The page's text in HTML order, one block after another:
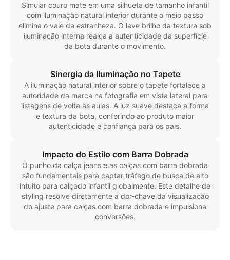
Simular couro mate em uma silhueta de tamanho infantil
com iluminação natural interior durante o meio passo
elimina o vale da estranheza. O leve brilho da textura sob
iluminação interna realça a autenticidade da superfície
da bota durante o movimento.
Sinergia da Iluminação no Tapete
A iluminação natural interior sobre o tapete fortalece a
autoridade da marca na fotografia em vista lateral para
listagens de volta às aulas. A luz suave destaca a forma
e textura da bota, conferindo ao produto maior
autenticidade e confiança para os pais.
Impacto do Estilo com Barra Dobrada
O punho da calça jeans e as calças com barra dobrada
são fundamentais para captar tráfego de busca de alto
intuito para calçado infantil globalmente. Este detalhe de
styling resolve diretamente a dor-chave da visualização
do ajuste para calças com barra dobrada e impulsiona
conversões.